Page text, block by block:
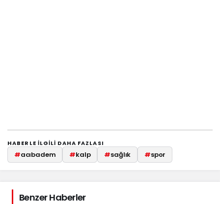
HABERLE ILGILI DAHA FAZLASI
#acıbadem #kalp #sağlık #spor
Benzer Haberler